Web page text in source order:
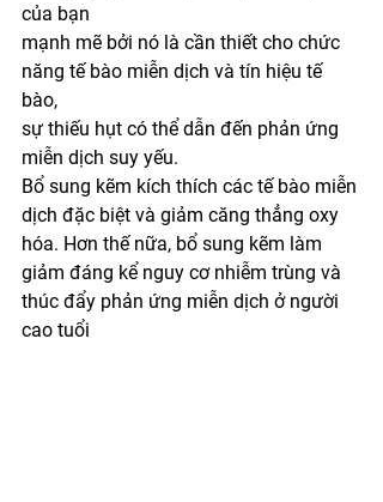
của bạn
mạnh mẽ bởi nó là cần thiết cho chức
năng tế bào miễn dịch và tín hiệu tế
bào,
sự thiếu hụt có thể dẫn đến phản ứng
miễn dịch suy yếu.
Bổ sung kẽm kích thích các tế bào miễn
dịch đặc biệt và giảm căng thẳng oxy
hóa. Hơn thế nữa, bổ sung kẽm làm
giảm đáng kể nguy cơ nhiễm trùng và
thúc đẩy phản ứng miễn dịch ở người
cao tuổi